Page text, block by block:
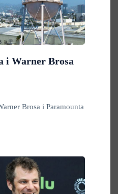
i Warner Brosa
Brosa i Paramounta